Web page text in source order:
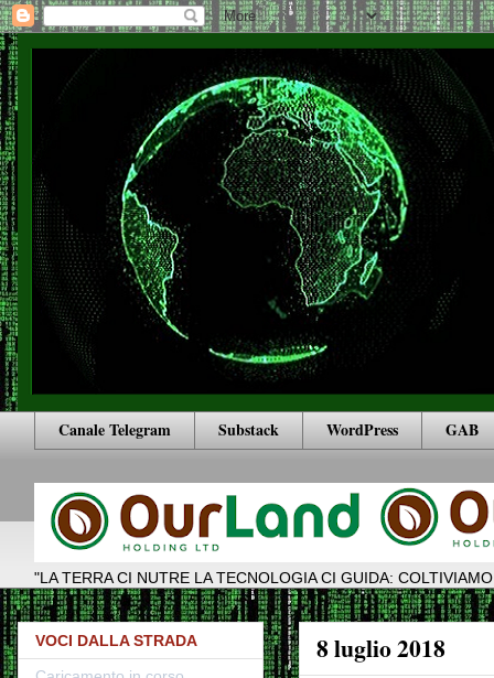
Canale Telegram Substack WordPress GAB
"LA TERRA CI NUTRE LA TECNOLOGIA CI GUIDA:
8 luglio 2018
VOCI DALLA STRADA